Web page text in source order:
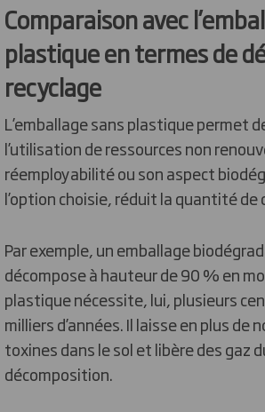
Comparaison avec
plastique en termes de
recyclage
L’emballage sans plastique permet
l’utilisation de ressources non
réemployabilité ou son aspect
l’option choisie, réduit la quantité de
Par exemple, un emballage
décompose à hauteur de 90 % en
plastique nécessite, lui, plusieurs
milliers d’années. Il laisse en plus de
toxines dans le sol et libère des gaz
décomposition.